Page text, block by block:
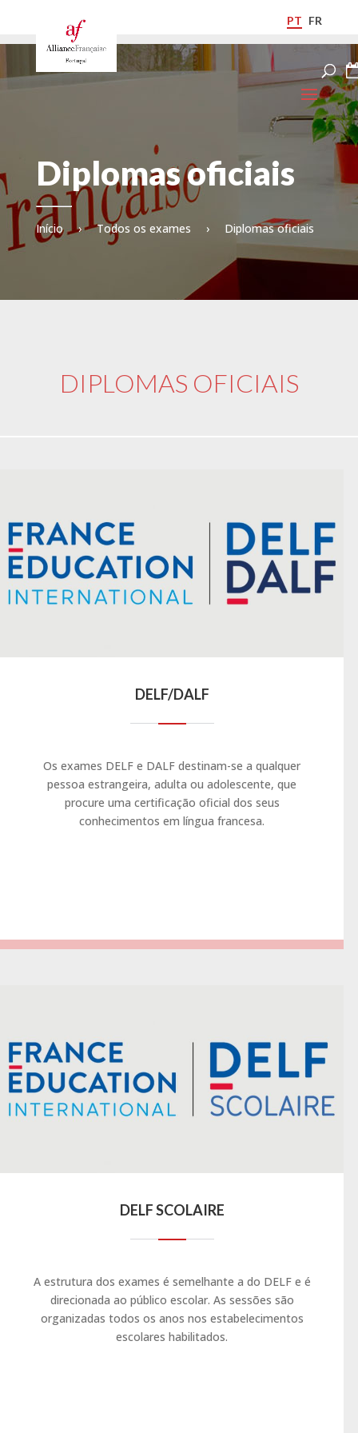
PT FR
Diplomas oficiais
Início › Todos os exames › Diplomas oficiais
DIPLOMAS OFICIAIS
DELF/DALF
Os exames DELF e DALF destinam-se a qualquer
pessoa estrangeira, adulta ou adolescente, que
procure uma certificação oficial dos seus
conhecimentos em língua francesa.
DELF SCOLAIRE
A estrutura dos exames é semelhante a do DELF e é
direcionada ao público escolar. As sessões são
organizadas todos os anos nos estabelecimentos
escolares habilitados.